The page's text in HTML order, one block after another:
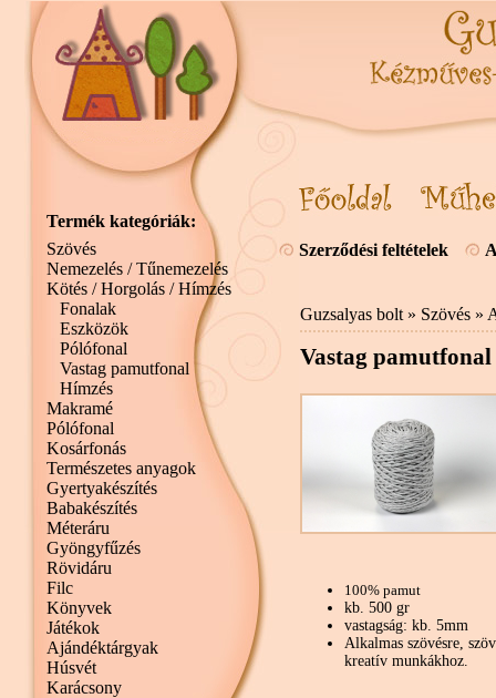
Szerződési feltételek
Guzsalyas bolt » Szövés »
Vastag
100% pamut
kb. 500 gr
vastagság: kb. 5mm
Alkalmas szövésre,
kreatív munkákhoz.
Termék kategóriák:
Szövés
Nemezelés / Tűnemezelés
Kötés / Horgolás / Hímzés
Fonalak
Eszközök
Pólófonal
Vastag pamutfonal
Hímzés
Makramé
Pólófonal
Kosárfonás
Természetes anyagok
Gyertyakészítés
Babakészítés
Méteráru
Gyöngyfűzés
Rövidáru
Filc
Könyvek
Játékok
Ajándéktárgyak
Húsvét
Karácsony